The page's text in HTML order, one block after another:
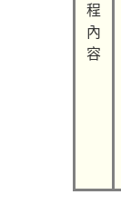
程
內
容